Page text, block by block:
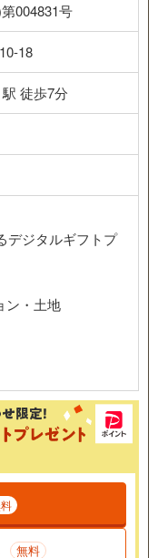
004831号
18
徒歩7分
デジタルギフトプ
ン・土地
無料